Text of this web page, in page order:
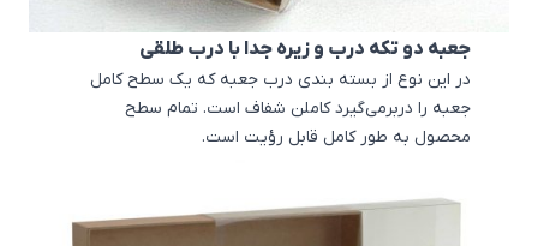
جعبه دو تکه درب و زیره جدا با درب طلقی
در این نوع از بسته بندی درب جعبه که یک سطح کامل
جعبه را دربرمی‌گیرد کاملن شفاف است. تمام سطح
محصول به طور کامل قابل رؤیت است.